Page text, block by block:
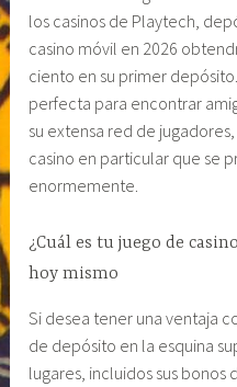
los casinos de Playtech,
casino móvil en 2026
ciento en su primer
perfecta para encontrar
su extensa red de
casino en particular que se
enormemente.
¿Cuál es tu juego de
hoy mismo
Si desea tener una ventaja
de depósito en la esquina
lugares, incluidos sus bonos